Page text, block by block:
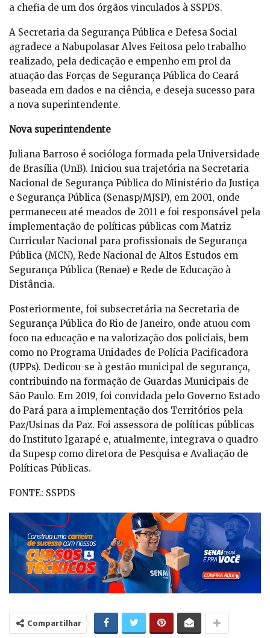
a chefia de um dos órgãos vinculados à SSPDS.
A Secretaria da Segurança Pública e Defesa Social
agradece a Nabupolasar Alves Feitosa pelo trabalho
realizado, pela dedicação e empenho em prol da
atuação das Forças de Segurança Pública do Ceará
baseada em dados e na ciência, e deseja sucesso para
a nova superintendente.
Nova superintendente
Juliana Barroso é socióloga formada pela Universidade
de Brasília (UnB). Iniciou sua trajetória na Secretaria
Nacional de Segurança Pública do Ministério da Justiça
e Segurança Pública (Senasp/MJSP), em 2001, onde
permaneceu até meados de 2011 e foi responsável pela
implementação de políticas públicas com Matriz
Curricular Nacional para profissionais de Segurança
Pública (MCN), Rede Nacional de Altos Estudos em
Segurança Pública (Renae) e Rede de Educação à
Distância.
Posteriormente, foi subsecretária na Secretaria de
Segurança Pública do Rio de Janeiro, onde atuou com
foco na educação e na valorização dos policiais, bem
como no Programa Unidades de Polícia Pacificadora
(UPPs). Dedicou-se à gestão municipal de segurança,
contribuindo na formação de Guardas Municipais de
São Paulo. Em 2019, foi convidada pelo Governo Estado
do Pará para a implementação dos Territórios pela
Paz/Usinas da Paz. Foi assessora de políticas públicas
do Instituto Igarapé e, atualmente, integrava o quadro
da Supesp como diretora de Pesquisa e Avaliação de
Políticas Públicas.
FONTE: SSPDS
Compartilhar